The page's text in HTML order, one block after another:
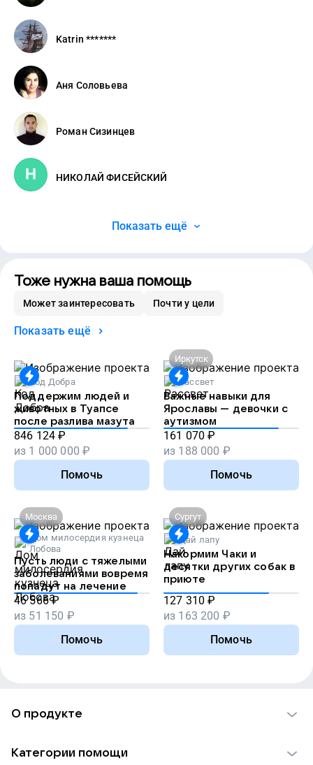
Katrin *******
Аня Соловьева
Роман Сизинцев
НИКОЛАЙ ФИСЕЙСКИЙ
Показать ещё
Тоже нужна ваша помощь
Может заинтересовать Почти у цели
Показать ещё
Код Добра
Поддержим людей и
животных в Туапсе
после разлива мазута
846 124 ₽
из 1 000 000 ₽
Помочь
Иркутск
Рассвет
Важные навыки для
Ярославы — девочки с
аутизмом
161 070 ₽
из 188 000 ₽
Помочь
Москва
Дом милосердия кузнеца
Лобова
Пусть люди с тяжелыми
заболеваниями вовремя
попадут на лечение
46 566 ₽
из 51 150 ₽
Помочь
Сургут
Дай лапу
Накормим Чаки и
десятки других собак в
приюте
127 310 ₽
из 163 200 ₽
Помочь
О продукте
Категории помощи